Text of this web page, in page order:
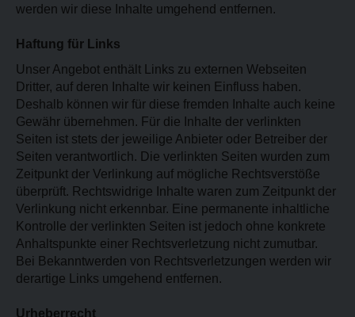
werden wir diese Inhalte umgehend entfernen.
Haftung für Links
Unser Angebot enthält Links zu externen Webseiten
Dritter, auf deren Inhalte wir keinen Einfluss haben.
Deshalb können wir für diese fremden Inhalte auch keine
Gewähr übernehmen. Für die Inhalte der verlinkten
Seiten ist stets der jeweilige Anbieter oder Betreiber der
Seiten verantwortlich. Die verlinkten Seiten wurden zum
Zeitpunkt der Verlinkung auf mögliche Rechtsverstöße
überprüft. Rechtswidrige Inhalte waren zum Zeitpunkt der
Verlinkung nicht erkennbar. Eine permanente inhaltliche
Kontrolle der verlinkten Seiten ist jedoch ohne konkrete
Anhaltspunkte einer Rechtsverletzung nicht zumutbar.
Bei Bekanntwerden von Rechtsverletzungen werden wir
derartige Links umgehend entfernen.
Urheberrecht